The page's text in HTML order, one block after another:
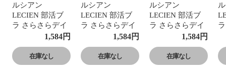
ルシアン
LECIEN 部活ブ
ラ さらさらデイ
リー ハーフトッ
プ ブラジャー キ
ッズ ジュニア S･
M･L･LL 単品
1,584円
在庫なし
ルシアン
LECIEN 部活ブ
ラ さらさらデイ
リー ハーフトッ
プ ブラジャー キ
ッズ ジュニア S･
M･L･LL 単品
1,584円
在庫なし
ルシアン
LECIEN 部活ブ
ラ さらさらデイ
リー ハーフトッ
プ ブラジャー キ
ッズ ジュニア S･
M･L･LL 単品
1,584円
在庫なし